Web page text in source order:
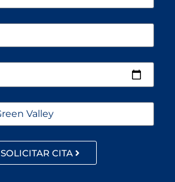
SOLICITAR CITA